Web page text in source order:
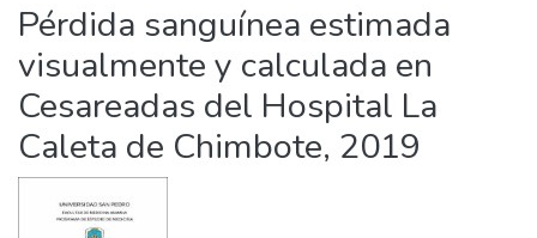
Statistics
Pérdida sanguínea estimada
visualmente y calculada en
Cesareadas del Hospital La
Caleta de Chimbote, 2019